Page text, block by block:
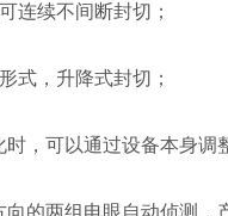
续不间断封切；
，升降式封切；
可以通过设备本身调
的两组电眼自动侦测，